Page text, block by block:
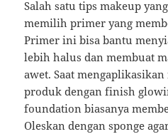
Salah satu tips makeup
memilih primer yang
Primer ini bisa bantu
lebih halus dan membuat
awet. Saat
produk dengan finish
foundation biasanya
Oleskan dengan sponge